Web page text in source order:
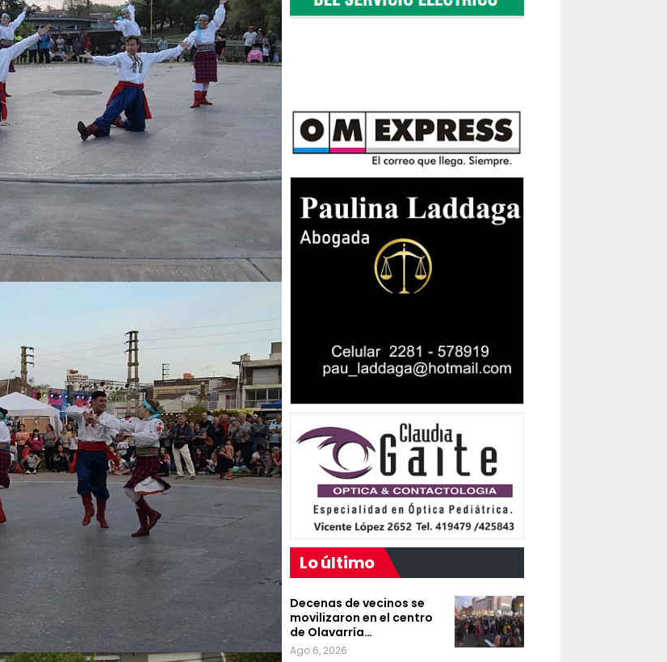
Lo último
Decenas de vecinos se
movilizaron en el centro
de Olavarría…
Ago 6, 2026